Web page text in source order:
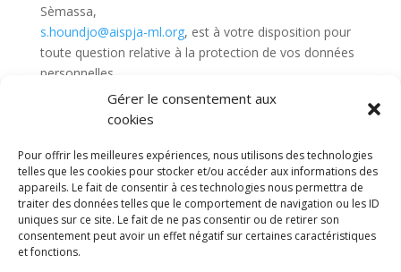
Gérer le consentement aux
cookies
Pour offrir les meilleures expériences, nous utilisons des technologies
telles que les cookies pour stocker et/ou accéder aux informations des
appareils. Le fait de consentir à ces technologies nous permettra de
traiter des données telles que le comportement de navigation ou les ID
uniques sur ce site. Le fait de ne pas consentir ou de retirer son
consentement peut avoir un effet négatif sur certaines caractéristiques
et fonctions.
Sèmassa,
s.houndjo@aispja-ml.org, est à votre disposition pour
toute question relative à la protection de vos données
personnelles.